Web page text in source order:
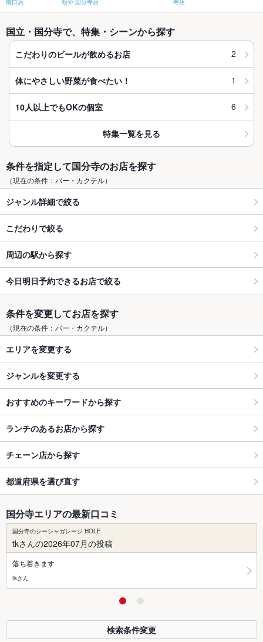
南口店 粉や 国分寺店 寺店
国立・国分寺で、特集・シーンから探す
こだわりのビールが飲めるお店 2
体にやさしい野菜が食べたい！ 1
10人以上でもOKの個室 6
特集一覧を見る
条件を指定して国分寺のお店を探す
（現在の条件：バー・カクテル）
ジャンル詳細で絞る
こだわりで絞る
周辺の駅から探す
今日明日予約できるお店で絞る
条件を変更してお店を探す
（現在の条件：バー・カクテル）
エリアを変更する
ジャンルを変更する
おすすめのキーワードから探す
ランチのあるお店から探す
チェーン店から探す
都道府県を選び直す
国分寺エリアの最新口コミ
国分寺のシーシャガレージ HOLE
tkさんの2026年07月の投稿
落ち着きます
tkさん
検索条件変更